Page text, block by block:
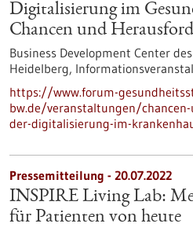
Digitalisierung im
Chancen und
Business Development Center
Heidelberg,
https://www.forum-
bw.de/veranstaltungen/
der-digitalisierung-im-
Pressemitteilung - 20.07.2022
INSPIRE Living Lab:
für Patienten von heute